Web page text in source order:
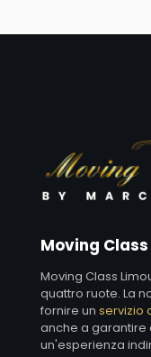
Moving
Moving Class
quattro ruote. La
fornire un servizio
anche a garantire
un'esperienza